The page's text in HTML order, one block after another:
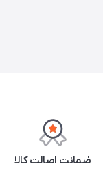
ضمانت اصالت کالا